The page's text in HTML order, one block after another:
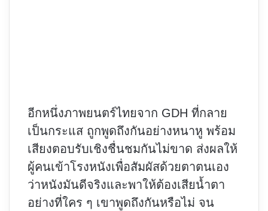
อีกหนึ่งภาพยนตร์ไทยจาก GDH ที่กลาย
เป็นกระแส ถูกพูดถึงกันอย่างหนาหู พร้อม
เสียงตอบรับเชิงชื่นชมกันไม่ขาด ส่งผลให้
ผู้คนเข้าโรงหนังเพื่อสัมผัสด้วยตาตนเอง
ว่าหนังมันดีจริงและพาให้ต้องเสียน้ำตา
อย่างที่ใคร ๆ เขาพูดถึงกันหรือไม่ จน